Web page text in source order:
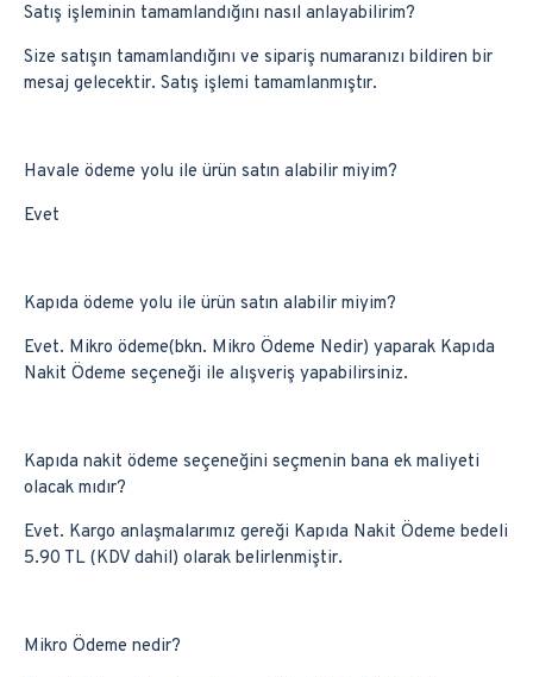
Satış işleminin tamamlandığını nasıl anlayabilirim?
Size satışın tamamlandığını ve sipariş numaranızı bildiren bir
mesaj gelecektir. Satış işlemi tamamlanmıştır.
Havale ödeme yolu ile ürün satın alabilir miyim?
Evet
Kapıda ödeme yolu ile ürün satın alabilir miyim?
Evet. Mikro ödeme(bkn. Mikro Ödeme Nedir) yaparak Kapıda
Nakit Ödeme seçeneği ile alışveriş yapabilirsiniz.
Kapıda nakit ödeme seçeneğini seçmenin bana ek maliyeti
olacak mıdır?
Evet. Kargo anlaşmalarımız gereği Kapıda Nakit Ödeme bedeli
5.90 TL (KDV dahil) olarak belirlenmiştir.
Mikro Ödeme nedir?